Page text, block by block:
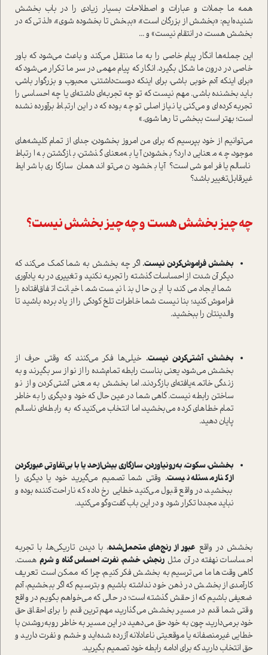
همه ما جملات و عبارات و اصطلاحات بسیار زیادی را در باب بخشش
شنیده‌ایم: «بخشش از بزرگان است»، «ببخش تا بخشوده شوی»، «لذتی که در
بخشش هست، در انتقام نیست» و ...
این جمله‌ها انگار پیام خاصی را به ما منتقل می‌کند و باعث می‌شود که باور
خاصی در درون ما شکل بگیرد. انگار که پیام مهمی در سر ما تکرار می‌شود که
«برای اینکه آدم خوبی باشی، برای اینکه دوست‌داشتنی، محبوب و بزرگوار باشی،
باید بخشنده باشی. مهم نیست که تو چه تجربه‌ای داشته‌ای یا چه احساسی را
تجربه کرده‌ای و می‌کنی یا نیاز اصلی تو چه بوده که در این ارتباط برآورده نشده
است؛ بهتر است ببخشی تا رها شوی.»
می‌توانیم از خود بپرسیم که برای من امروز بخشودن، جدای از تمام کلیشه‌های
موجود، چه معنایی دارد؟ بخشودن آیا به‌معنای گذشتن، بازگشتن به ارتباط
ناسالم یا فراموشی است؟ آیا بخشودن می‌تواند همان سازگاری با شرایط
غیرقابل‌تغییر باشد؟
چه چیز بخشش هست و چه چیز بخشش نیست؟
بخشش فراموش‌کردن نیست. اگر چه بخشش به شما کمک می‌کند که
دیگر آن شدت از احساسات گذشته را تجربه نکنید و تغییری در به یادآوری
شما ایجاد می‌کند، با این حال بنا نیست شما خیانت اتفاق‌افتاده را
فراموش کنید؛ بنا نیست شما خاطرات تلخ کودکی را از یاد برده باشید تا
والدینتان را ببخشید.
بخشش، آشتی‌کردن نیست. خیلی‌ها فکر می‌کنند که وقتی حرف از
بخشش می‌شود، یعنی بناست رابطه تمام‌شده را از نو از سر بگیرند و به
زندگی خاتمه‌یافته‌ای بازگردند. اما بخشش به معنی آشتی‌کردن و از نو
ساختن رابطه نیست. گاهی شما در عین حال که خود و دیگری را به خاطر
تمام خطاهای کرده می‌بخشید، اما انتخاب می‌کنید که به رابطه‌ای ناسالم
پایان دهید.
بخشش، سکوت، به‌رو‌نیاوردن، سازگاری بیش‌از‌حد یا با بی‌تفاوتی عبور‌کردن
از کنار مسئله نیست. وقتی شما تصمیم می‌گیرید خود یا دیگری را
ببخشید، در واقع قبول می‌کنید خطایی رخ داده که ناراحت‌کننده بوده و
نباید مجددا تکرار شود و در این باب گفت‌وگو می‌کنید.
بخشش در واقع عبور از رنج‌های متحمل‌شده، با دیدن تاریکی‌ها، با تجربه
احساسات نهفته در آن مثلرنجش، خشم، نفرت، احساس گناه و شرم هست.
گاهی وقت‌ها ما می‌ترسیم به بخشش فکر کنیم، چرا که ممکن است تعریف
کارآمدی از بخشش در ذهن خود نداشته باشیم و بترسیم که اگر ببخشیم، آدم
ضعیفی باشیم که از حقش گذشته است؛ در حالی که می‌خواهم بگویم در واقع
وقتی شما قدم در مسیر بخشش می‌گذارید، مهم‌ترین قدم را برای احقاق حق
خود برمی‌دارید، چون به خود حق می‌دهید در این مسیر به خاطر روبه‌رو‌شدن با
خطایی غیرمنصفانه یا موقعیتی نا‌عادلانه آزرده شده‌اید و خشم و نفرت دارید و
حق انتخاب دارید که برای ادامه رابطه خود تصمیم بگیرید.